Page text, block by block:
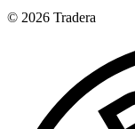
© 2026 Tradera